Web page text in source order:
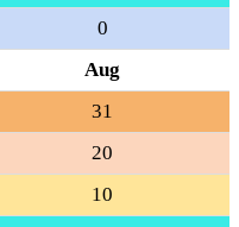
0
Aug
31
20
10